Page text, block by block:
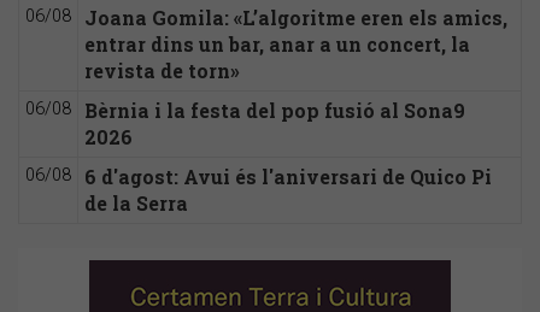
06/08
Joana Gomila: «L’algoritme eren els amics,
entrar dins un bar, anar a un concert, la
revista de torn»
06/08
Bèrnia i la festa del pop fusió al Sona9
2026
06/08
6 d'agost: Avui és l'aniversari de Quico Pi
de la Serra